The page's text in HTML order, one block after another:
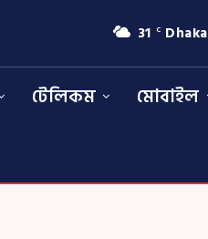
31 C Dhaka
টেলিকম মোবাইল